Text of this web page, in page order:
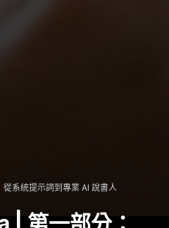
系統提示詞到專業 AI 說書人